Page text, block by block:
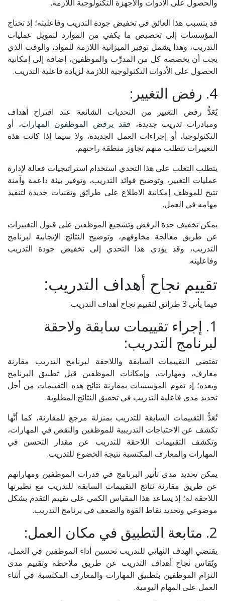
والحصول على الأدوات والأجهزة التكنولوجية اللازمة.
قد يتسبب هذا العائق في تخفيض جودة التدريب وفاعليته؛ إذ تحتاج
المؤسسات إلى تخصيص ما يكفي من الموارد لتمويل عمليات
التدريب، وهذا يشمل توفير الميزانية اللازمة للمواد، والوقت الذي
يجب أن يخصصه كل من المدرِّب والموظفين، إضافة إلى إمكانية
الحصول على الأدوات التكنولوجية اللازمة لزيادة فاعلية التدريب.
4. رفض التغيير:
يُعَدُّ رفض التغيير من التحديات الشائعة عند اقتراح أهداف
ومبادرات تدريب جديدة، فقد يرفض الموظفون المهارات، أو
التكنولوجيا، أو إجراءات العمل الجديدة، ولا سيما إذا كانت هذه
التغييرات تتطلب منهم تجاوز منطقة راحتهم.
يتطلب التغلب على هذا التحدي استخدام استراتيجيات فعالة لإدارة
عمليات التغيير، وتوضيح فوائد التدريب، وتوفير بيئة داعمة وآمنة
تتيح للموظف إمكانية الاطلاع على طرائق وتقنيات جديدة لتنفيذ
مهامه في العمل.
يمكن تخفيف حدة الرفض وتشجيع الموظفين على قبول التغييرات
عن طريق معالجة مخاوفهم، وتوضيح النتائج الإيجابية لبرنامج
التدريب، وقد يؤدي هذا التحدي إلى تخفيض جودة التدريب
وفاعليته.
تقييم نجاح أهداف التدريب:
فيما يأتي 3 طرائق لتقييم نجاح أهداف التدريب:
1. إجراء تقييمات سابقة ولاحقة
لبرنامج التدريب:
تقتضي التقييمات السابقة واللاحقة لبرنامج التدريب مقارنة
معارف، ومهارات، وإمكانات الموظفين قبل تطبيق البرنامج
وبعده؛ إذ تقوم المؤسسات بمقارنة نتائج هذه التقييمات من أجل
تحديد مدى فاعلية التدريب في تحقيق النتائج المطلوبة.
تُعَدُّ التقييمات السابقة للتدريب بمنزلة مرجع للمقارنة، كما أنَّها
تكشف عن الاحتياجات التدريبية للموظفين والنقص في المهارات،
وتكشف التقييمات اللاحقة للتدريب عن مقدار التحسن في
المهارات والمعارف المكتسبة نتيجة الخضوع للتدريب.
يمكن تحديد مدى تأثير البرنامج في قدرات الموظفين ومهاراتهم
عن طريق مقارنة نتائج التقييمات السابقة للتدريب مع نظيرتها
اللاحقة له؛ إذ يساعد هذا المقياس الكمي على تقييم التقدم بشكل
موضوعي وتحديد نقاط القوة والضعف في برنامج التدريب.
2. متابعة التطبيق في مكان العمل:
يقتضي الهدف النهائي للتدريب تحسين أداء الموظفين في العمل،
ويُقاس نجاح أهداف التدريب عن طريق ملاحظة وتقييم مدى
التزام الموظفين بتطبيق المهارات والمعارف المكتسبة في أثناء
العمل على المهام اليومية.